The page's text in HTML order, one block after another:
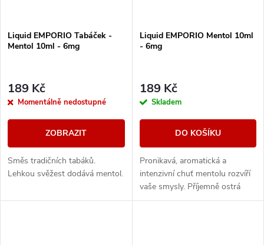
Liquid EMPORIO Tabáček -
Mentol 10ml - 6mg
189 Kč
Momentálně nedostupné
ZOBRAZIT
Směs tradičních tabáků.
Lehkou svěžest dodává mentol.
Liquid EMPORIO Mentol 10ml
- 6mg
189 Kč
Skladem
DO KOŠÍKU
Pronikavá, aromatická a
intenzivní chuť mentolu rozvíří
vaše smysly. Příjemně ostrá
chuť bez příkras.